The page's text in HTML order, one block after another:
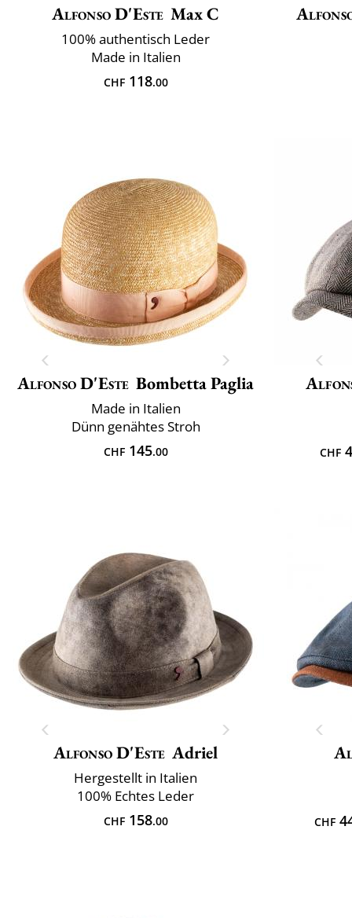
Alfonso D'Este Max C
100% authentisch Leder
Made in Italien
CHF118.00
Alfonso D'Este Bombetta Paglia
Made in Italien
Dünn genähtes Stroh
CHF145.00 CHF
Alfonso D'Este Adriel
Hergestellt in Italien
100% Echtes Leder
CHF158.00 CHF